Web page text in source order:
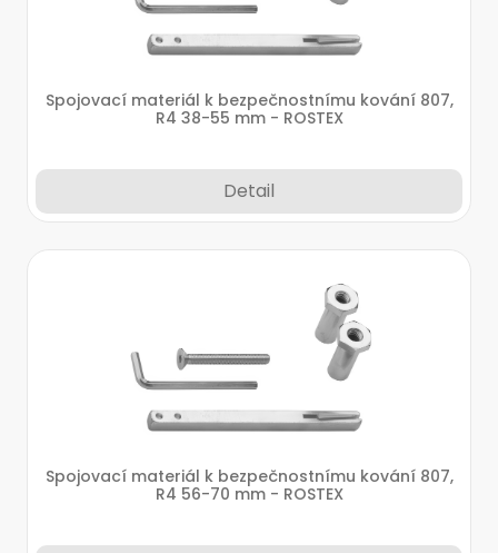
Spojovací materiál k bezpečnostnímu kování 807,
R4 38-55 mm - ROSTEX
Detail
Spojovací materiál k bezpečnostnímu kování 807,
R4 56-70 mm - ROSTEX